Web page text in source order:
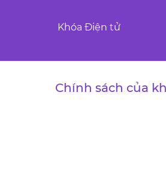
Khóa Điện tử
Chính sách của